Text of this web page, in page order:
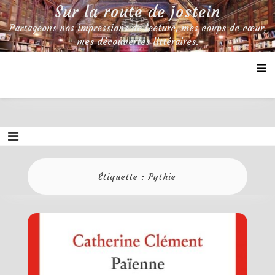
Skip
to
content
Sur la route de jostein
Partageons nos impressions de lecture, mes coups de cœur,
mes découvertes littéraires.
Étiquette :Pythie